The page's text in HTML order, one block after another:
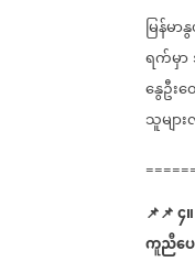
မြန်မာ
ရက်မှာ
နွေဦး
သူမျာ
📌📌၄။
ကူညီပေ